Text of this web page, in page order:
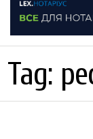
МОНІТОРИНГ
ФРАНЧАЙЗИНГ
Tag: